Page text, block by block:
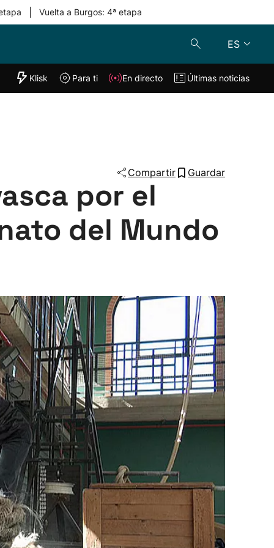
Vuelta a Burgos: 4ª etapa
ES
"Helmuga"
Klisk En directo
Klisk Para ti En directo Últimas noticias
Compartir Guardar
por el
del Mundo